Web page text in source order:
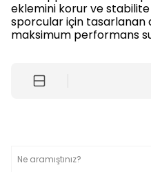
eklemini korur ve
sporcular için tasarlanan
maksimum performans